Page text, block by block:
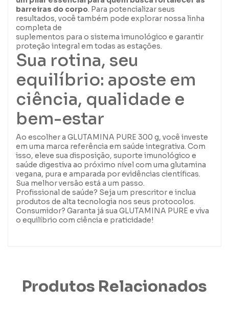
barreiras do corpo. Para potencializar seus
resultados, você também pode explorar nossa linha
completa de
suplementos para o sistema imunológico e garantir
proteção integral em todas as estações.
Sua rotina, seu
equilíbrio: aposte em
ciência, qualidade e
bem-estar
Ao escolher a GLUTAMINA PURE 300 g, você investe
em uma marca referência em saúde integrativa. Com
isso, eleve sua disposição, suporte imunológico e
saúde digestiva ao próximo nível com uma glutamina
vegana, pura e amparada por evidências científicas.
Sua melhor versão está a um passo.
Profissional de saúde? Seja um prescritore inclua
produtos de alta tecnologia nos seus protocolos.
Consumidor? Garanta já sua GLUTAMINA PURE e viva
o equilíbrio com ciência e praticidade!
Produtos Relacionados